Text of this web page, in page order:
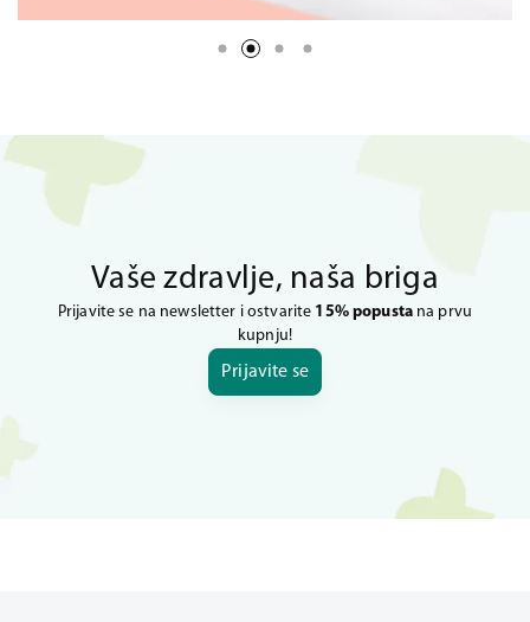
Vaše zdravlje, naša briga
Prijavite se na newsletter i ostvarite 15% popustana prvu
kupnju!
Prijavite se